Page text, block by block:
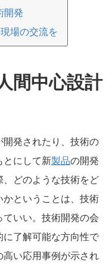
開発
場の交流を
間中心設計
発されたり、技術の
とにして新製品の開発
どのような技術をど
ということは、技術
いい。技術開発の会
了解可能な方向性で
い応用事例が示され